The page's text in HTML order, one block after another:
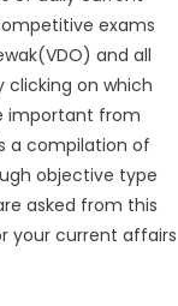
exams
and all
clicking on which
important from
a compilation of
objective type
asked from this
your current affairs